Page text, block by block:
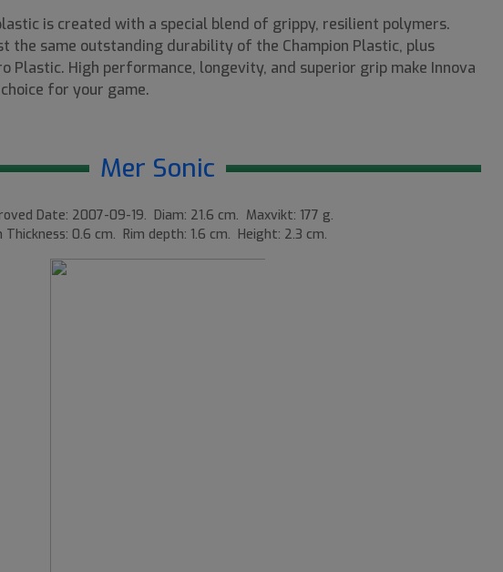
is created with a special blend of grippy, resilient polymers.
the same outstanding durability of the Champion Plastic, plus
Plastic. High performance, longevity, and superior grip make Innova
for your game.
Mer Sonic
Date: 2007-09-19. Diam: 21.6 cm. Maxvikt: 177 g.
Thickness: 0.6 cm. Rim depth: 1.6 cm. Height: 2.3 cm.